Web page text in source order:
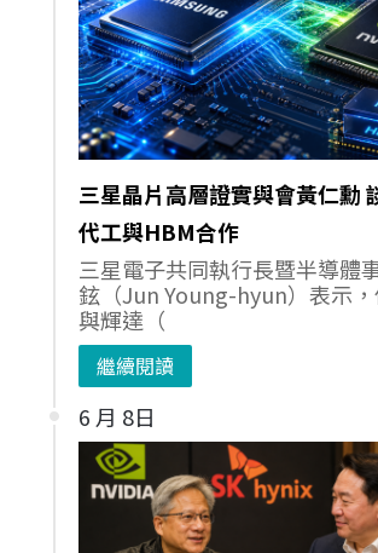
三星晶片高層證實與會黃仁勳
代工與HBM合作
三星電子共同執行長暨半導體
鉉（Jun Young-hyun）表示
與輝達（
繼續閱讀
6 月 8日